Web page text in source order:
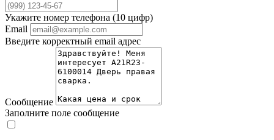
Укажите номер телефона (10 цифр)
Email
Введите корректный email адрес
Сообщение
Заполните поле сообщение